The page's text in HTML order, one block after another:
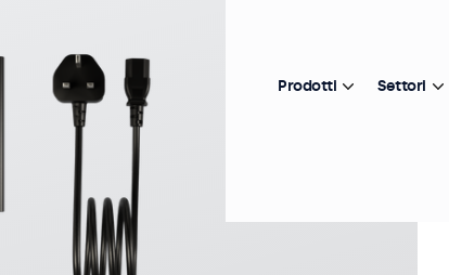
Prodotti Settori